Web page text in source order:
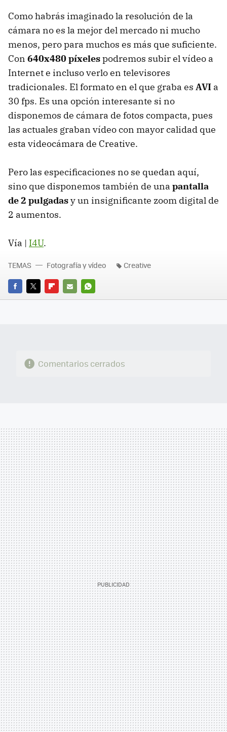
Como habrás imaginado la resolución de la
cámara no es la mejor del mercado ni mucho
menos, pero para muchos es más que suficiente.
Con 640x480 píxelespodremos subir el vídeo a
Internet e incluso verlo en televisores
tradicionales. El formato en el que graba es AVI a
30 fps. Es una opción interesante si no
disponemos de cámara de fotos compacta, pues
las actuales graban vídeo con mayor calidad que
esta videocámara de Creative.
Pero las especificaciones no se quedan aquí,
sino que disponemos también de una pantalla
de 2 pulgadasy un insignificante zoom digital de
2 aumentos.
Vía | I4U.
FACEBOOK
TWITTERFLIPBOARD
E-
WHATSAPP
TEMAS Fotografía y vídeo Creative
Comentarios cerrados